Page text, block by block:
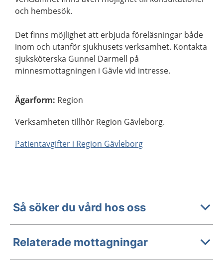
och hembesök.
Det finns möjlighet att erbjuda föreläsningar både
inom och utanför sjukhusets verksamhet. Kontakta
sjuksköterska Gunnel Darmell på
minnesmottagningen i Gävle vid intresse.
Ägarform: Region
Verksamheten tillhör Region Gävleborg.
Patientavgifter i Region Gävleborg
Så söker du vård hos oss
Relaterade mottagningar